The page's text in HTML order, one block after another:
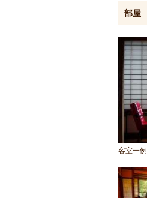
部屋
客室一例